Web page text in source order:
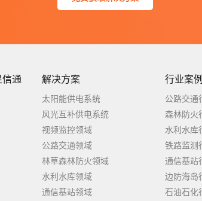
信通 解决方案
太阳能供电系统
风光互补供电系统
视频监控领域
公路交通领域
林草森林防火领域
水利水库领域
通信基站领域
行业案例
公路交通
森林防火
水利水库
铁路监测
通信基站
边防海岛
石油石化